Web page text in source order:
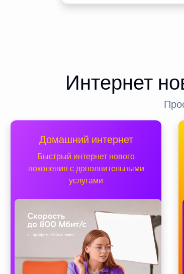
Интернет
Домашний интернет
Быстрый интернет нового
поколения с дополнительными
услугами